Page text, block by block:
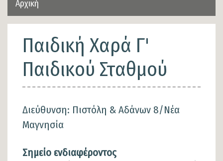
Αρχική
Παιδική Χαρά Γ'
Παιδικού Σταθμού
Διεύθυνση: Πιστόλη & Αδάνων 8/Νέα
Μαγνησία
Σημείο ενδιαφέροντος